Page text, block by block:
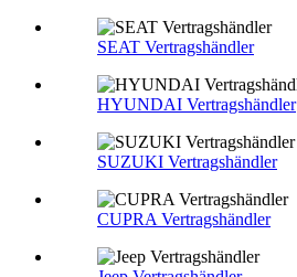
SEAT Vertragshändler
HYUNDAI Vertragshändler
SUZUKI Vertragshändler
CUPRA Vertragshändler